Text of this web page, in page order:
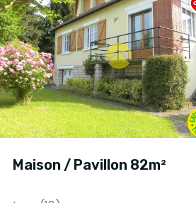
Maison / Pavillon 82m²